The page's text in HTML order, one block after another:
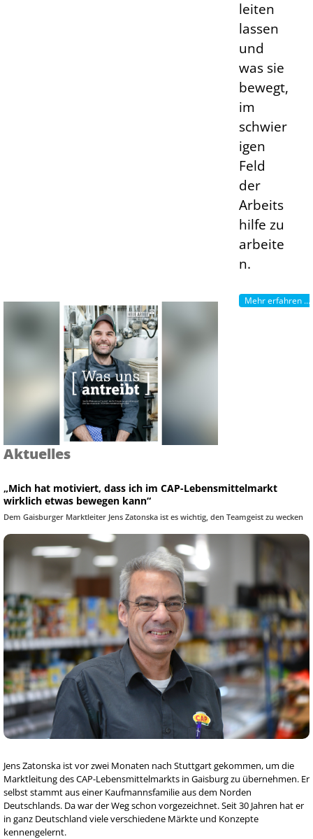
leiten
lassen
und
was sie
bewegt,
im
schwier
igen
Feld
der
Arbeits
hilfe zu
arbeite
n.
Mehr erfahren ...
Aktuelles
„Mich hat motiviert, dass ich im CAP-Lebensmittelmarkt
wirklich etwas bewegen kann“
Dem Gaisburger Marktleiter Jens Zatonska ist es wichtig, den Teamgeist zu wecken
Jens Zatonska ist vor zwei Monaten nach Stuttgart gekommen, um die
Marktleitung des CAP-Lebensmittelmarkts in Gaisburg zu übernehmen. Er
selbst stammt aus einer Kaufmannsfamilie aus dem Norden
Deutschlands. Da war der Weg schon vorgezeichnet. Seit 30 Jahren hat er
in ganz Deutschland viele verschiedene Märkte und Konzepte
kennengelernt.